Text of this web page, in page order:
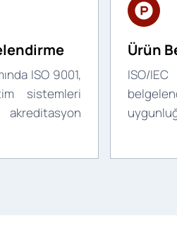
ISO 9001,
sistemleri
Ürün
ISO/